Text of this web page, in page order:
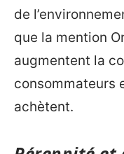
de
que la mention
augmentent la
consommateurs
achètent.